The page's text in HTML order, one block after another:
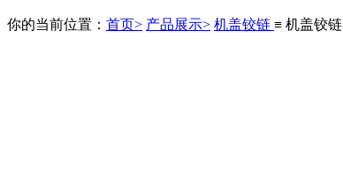
你的当前位置： 首页> 产品展示> 机盖铰链 ≡ 机盖铰链